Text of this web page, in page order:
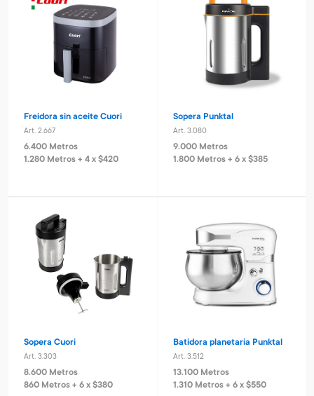
Freidora sin aceite Cuori
Art. 2.667
6.400 Metros
1.280 Metros + 4 x $420
Sopera Punktal
Art. 3.080
9.000 Metros
1.800 Metros + 6 x $385
Sopera Cuori
Art. 3.303
8.600 Metros
860 Metros + 6 x $380
Batidora planetaria Punktal
Art. 3.512
13.100 Metros
1.310 Metros + 6 x $550